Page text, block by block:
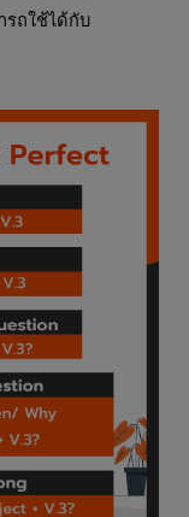
รถใช้ได้กับ